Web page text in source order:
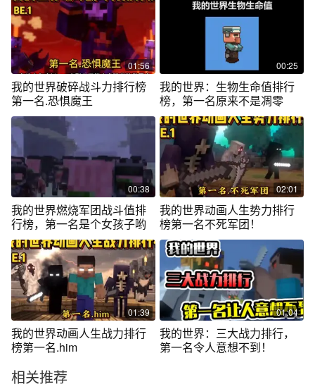
01:56
我的世界破碎战斗力排行榜
第一名.恐惧魔王
00:25
我的世界：生物生命值排行
榜，第一名原来不是凋零
00:38
我的世界燃烧军团战斗值排
行榜，第一名是个女孩子哟
02:01
我的世界动画人生势力排行
榜第一名不死军团！
01:39
我的世界动画人生战力排行
榜第一名.him
01:04
我的世界：三大战力排行，
第一名令人意想不到！
相关推荐